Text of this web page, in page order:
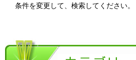
条件を変更して、検索してください。